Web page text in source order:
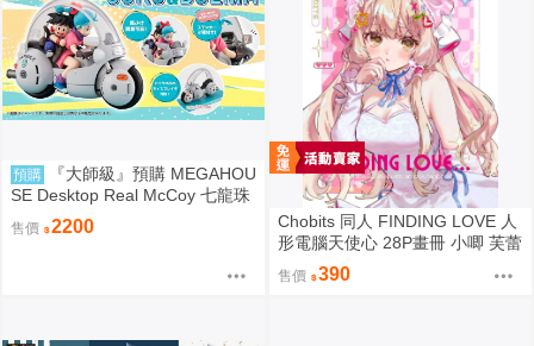
預購
『大師級』預購 MEGAHOU
SE Desktop Real McCoy 七龍珠
06 孫悟空&布瑪 限定復刻版
售價 2200
Chobits 同人 FINDING LOVE 人
形電腦天使心 28P畫冊 小唧 芙蕾
雅 繪師：Bee Bee
售價 390